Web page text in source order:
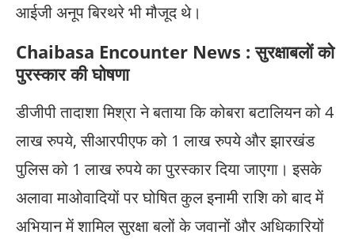
आईजी अनूप बिरथरे भी मौजूद थे।
Chaibasa Encounter News : सुरक्षाबलों को
पुरस्कार की घोषणा
डीजीपी तादाशा मिश्रा ने बताया कि कोबरा बटालियन को 4
लाख रुपये, सीआरपीएफ को 1 लाख रुपये और झारखंड
पुलिस को 1 लाख रुपये का पुरस्कार दिया जाएगा। इसके
अलावा माओवादियों पर घोषित कुल इनामी राशि को बाद में
अभियान में शामिल सुरक्षा बलों के जवानों और अधिकारियों